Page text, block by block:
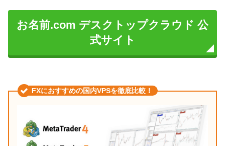
お名前.com デスクトップクラウド 公
式サイト
FXにおすすめの国内VPSを徹底比較！